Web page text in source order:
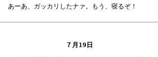
あーあ、ガッカリしたナァ。もう、寝るぞ！
７月19日